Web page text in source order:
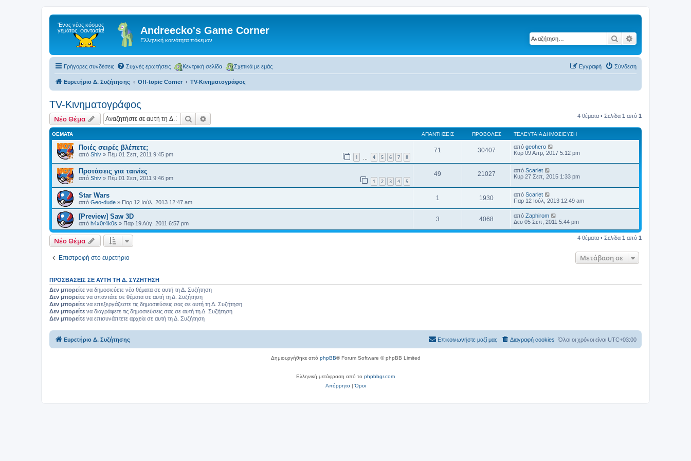
Andreecko's Game Corner
Ελληνική κοινότητα πόκεμον Αναζήτηση
Γρήγορες συνδέσεις Συχνές ερωτήσεις Κεντρική σελίδα Σχετικά με εμάς Σύνδεση
Εγγραφή
Ευρετήριο Δ. Συζήτησης Off-topic Corner TV-Κινηματογράφος
TV-Κινηματογράφος
Νέο Θέμα Αναζήτηση 4 θέματα • Σελίδα 1 από 1
ΘΈΜΑΤΑ ΑΠΑΝΤΉΣΕΙΣ ΠΡΟΒΟΛΈΣ ΤΕΛΕΥΤΑΊΑ ΔΗΜΟΣΊΕΥΣΗ
Ποιές σειρές βλέπετε;
από Shiv » Πέμ 01 Σεπ, 2011 9:45 pm 1 4 5 6 7 8
71 30407 από geohero
Κυρ 09 Απρ, 2017 5:12 pm
Προτάσεις για ταινίες
από Shiv » Πέμ 01 Σεπ, 2011 9:46 pm 1 2 3 4 5
49 21027 από Scarlet
Κυρ 27 Σεπ, 2015 1:33 pm
Star Wars
από Geo-dude » Παρ 12 Ιούλ, 2013 12:47 am
1 1930 από Scarlet
Παρ 12 Ιούλ, 2013 12:49 am
[Preview] Saw 3D
από h4x0r4k0s » Παρ 19 Αύγ, 2011 6:57 pm
3 4068 από Zaphirom
Δευ 05 Σεπ, 2011 5:44 pm
Νέο Θέμα 4 θέματα • Σελίδα 1 από 1
Επιστροφή στο ευρετήριο Μετάβαση σε
ΠΡΟΣΒΆΣΕΙΣ ΣΕ ΑΥΤΉ ΤΗ Δ. ΣΥΖΉΤΗΣΗ
Δεν μπορείτε να δημοσιεύετε νέα θέματα σε αυτή τη Δ. Συζήτηση
Δεν μπορείτε να απαντάτε σε θέματα σε αυτή τη Δ. Συζήτηση
Δεν μπορείτε να επεξεργάζεστε τις δημοσιεύσεις σας σε αυτή τη Δ. Συζήτηση
Δεν μπορείτε να διαγράφετε τις δημοσιεύσεις σας σε αυτή τη Δ. Συζήτηση
Δεν μπορείτε να επισυνάπτετε αρχεία σε αυτή τη Δ. Συζήτηση
Ευρετήριο Δ. Συζήτησης Όλοι οι χρόνοι είναι UTC+03:00
Διαγραφή cookies
Επικοινωνήστε μαζί μας
Δημιουργήθηκε από phpBB® Forum Software © phpBB Limited
Ελληνική μετάφραση από το phpbbgr.com
Απόρρητο|Όροι